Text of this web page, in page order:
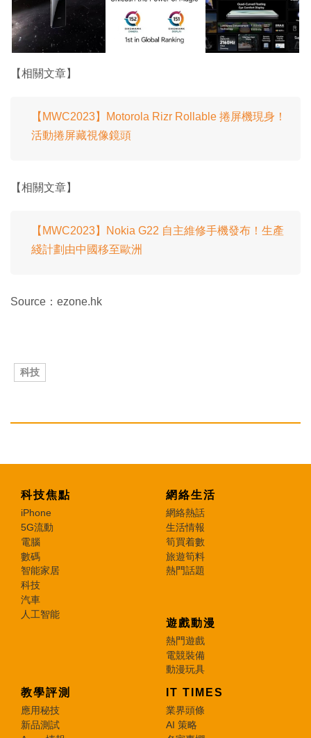
【相關文章】
【MWC2023】Motorola Rizr Rollable 捲屏機現身！
活動捲屏藏視像鏡頭
【相關文章】
【MWC2023】Nokia G22 自主維修手機發布！生產
綫計劃由中國移至歐洲
Source：ezone.hk
科技
科技焦點
iPhone
5G流動
電腦
數碼
智能家居
科技
汽車
人工智能
網絡生活
網絡熱話
生活情報
筍買着數
旅遊筍料
熱門話題
遊戲動漫
熱門遊戲
電競裝備
動漫玩具
教學評測
應用秘技
新品測試
IT TIMES
業界頭條
AI 策略